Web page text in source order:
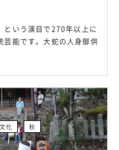
という演目で270年以上に
芸能です。大蛇の人身御供
化 秋